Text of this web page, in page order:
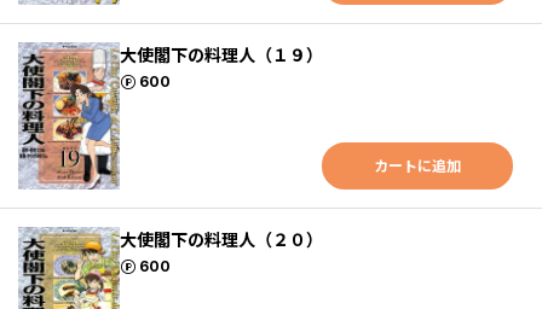
大使閣下の料理人（１９）
600
ポイント
カートに追加
大使閣下の料理人（２０）
600
ポイント